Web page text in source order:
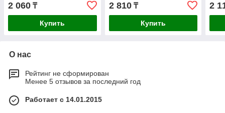
пластиковый корпус
2 060 ₸
Купить
пластиковый корпус
2 810₸
Купить
2
О нас
Рейтинг не сформирован
Менее 5 отзывов за последний год
Работает с 14.01.2015